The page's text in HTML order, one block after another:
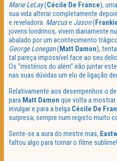
Marie LeLay(Cécile De France),
sua vida alterar completamente
e reveladora. Marcuse Jason(
jovens londrinos, vivem diariamente
abalado por um acontecimento
George Lonegan(Matt Damon),
tal pareça impossível face ao seu
Os “mistérios do além” irão juntar
nas suas dúvidas um elo de ligação
Relativamente aos desempenhos o
para Matt Damon que volta a
invulgar e para a belga Cécile De
surpresa, sempre num registo muito
Sente-se a aura do mestre mas,
faltou algo para tornar o filme